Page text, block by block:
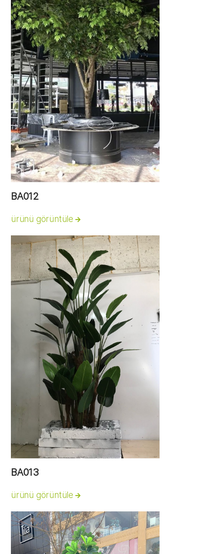
BA012
ürünü görüntüle
BA013
ürünü görüntüle